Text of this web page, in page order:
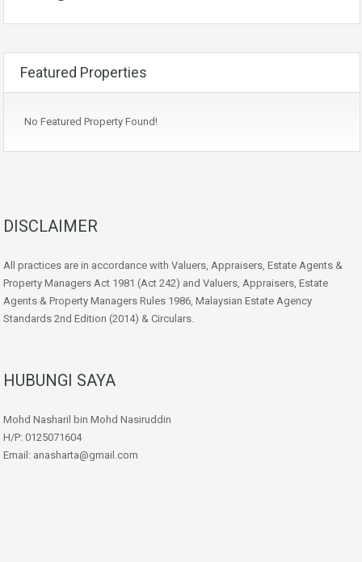
Featured Properties
No Featured Property Found!
DISCLAIMER
All practices are in accordance with Valuers, Appraisers, Estate Agents &
Property Managers Act 1981 (Act 242) and Valuers, Appraisers, Estate
Agents & Property Managers Rules 1986, Malaysian Estate Agency
Standards 2nd Edition (2014) & Circulars.
HUBUNGI SAYA
Mohd Nasharil bin Mohd Nasiruddin
H/P: 0125071604
Email: anasharta@gmail.com